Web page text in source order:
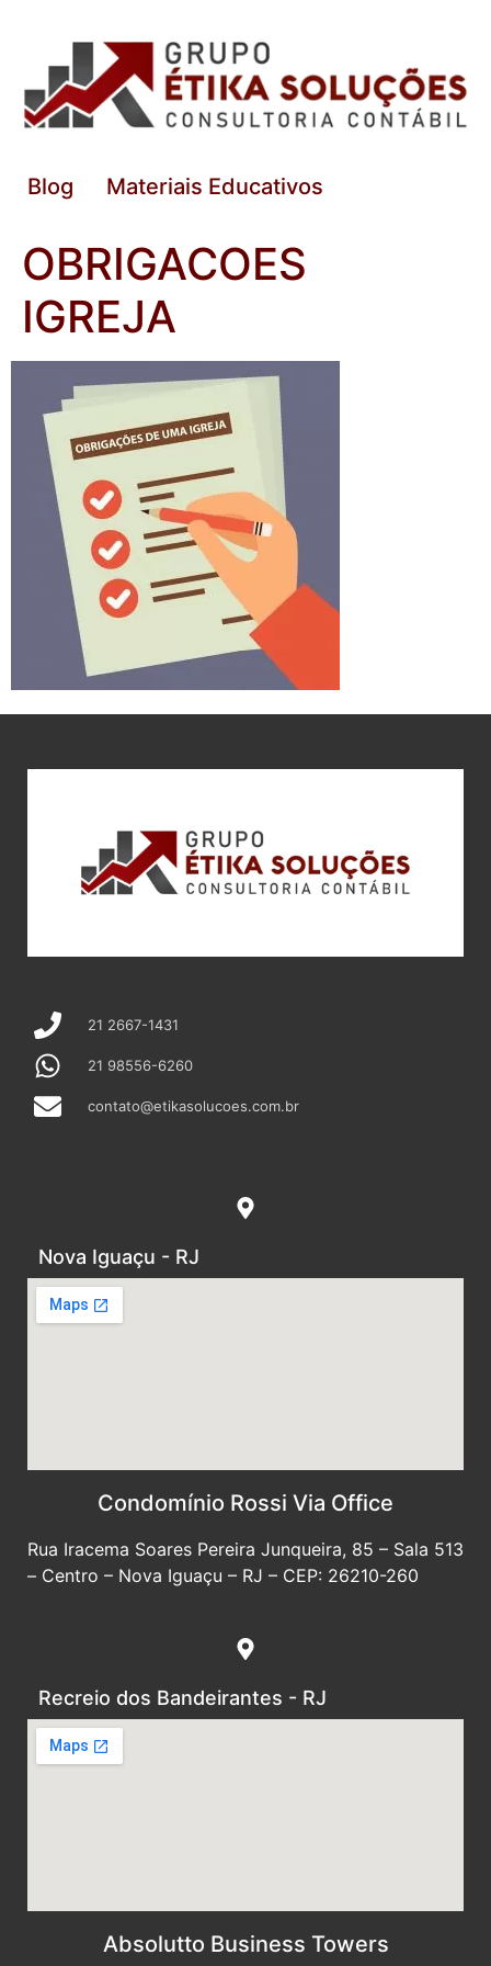
Blog Materiais Educativos
OBRIGACOES
IGREJA
21 2667-1431
21 98556-6260
contato@etikasolucoes.com.br
Nova Iguaçu - RJ
Condomínio Rossi Via Office
Rua Iracema Soares Pereira Junqueira, 85 – Sala 513
– Centro – Nova Iguaçu – RJ – CEP: 26210-260
Recreio dos Bandeirantes - RJ
Absolutto Business Towers